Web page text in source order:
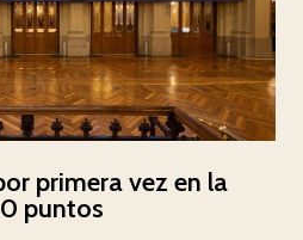
primera vez en la
puntos